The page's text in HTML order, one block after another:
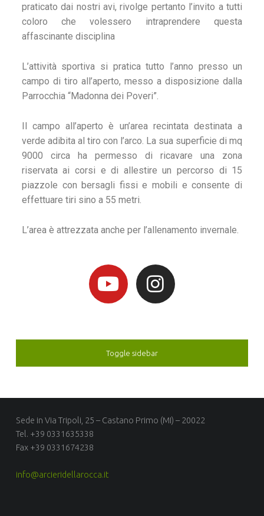
praticato dai nostri avi, rivolge pertanto l’invito a tutti
coloro che volessero intraprendere questa
affascinante disciplina
L’attività sportiva si pratica tutto l’anno presso un
campo di tiro all’aperto, messo a disposizione dalla
Parrocchia “Madonna dei Poveri”.
Il campo all’aperto è un’area recintata destinata a
verde adibita al tiro con l’arco. La sua superficie di mq
9000 circa ha permesso di ricavare una zona
riservata ai corsi e di allestire un percorso di 15
piazzole con bersagli fissi e mobili e consente di
effettuare tiri sino a 55 metri.
L’area è attrezzata anche per l’allenamento invernale.
Toggle sidebar
Sede in Via Tripoli, 25 – Castano Primo (MI) – 20022
Tel. +39 0331635338
Fax +39 0331674238
info@arcieridellarocca.it